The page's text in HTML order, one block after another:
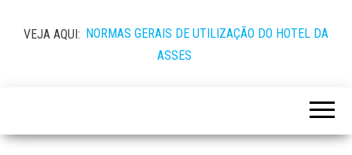
VEJA AQUI: NORMAS GERAIS DE UTILIZAÇÃO DO HOTEL DA
ASSES